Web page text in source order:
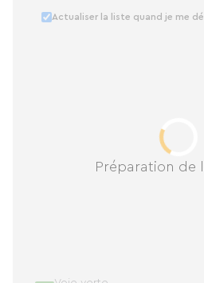
Préparation de
Actualiser la liste quand je me